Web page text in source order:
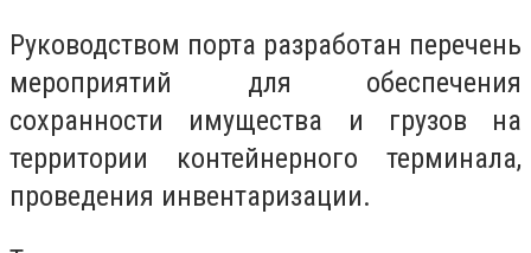
Руководством порта разработан перечень
мероприятий для обеспечения
сохранности имущества и грузов на
территории контейнерного терминала,
проведения инвентаризации.